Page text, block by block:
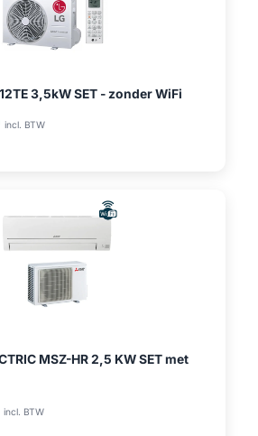
3,5kW SET - zonder WiFi
incl. BTW
MSZ-HR 2,5 KW SET met
incl. BTW